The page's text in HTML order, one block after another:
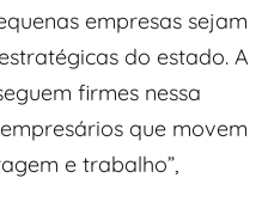
empresas sejam
do estado. A
firmes nessa
que movem
e trabalho”,